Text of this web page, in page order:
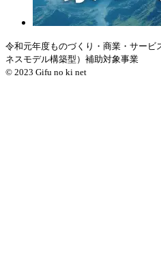
令和元年度ものづくり・商業・サービ
ネスモデル構築型）補助対象事業
© 2023 Gifu no ki net